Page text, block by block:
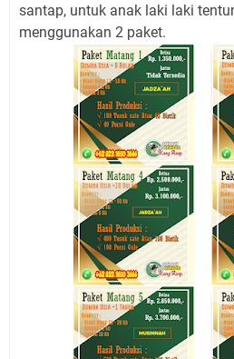
santap, untuk anak laki laki
menggunakan 2 paket.